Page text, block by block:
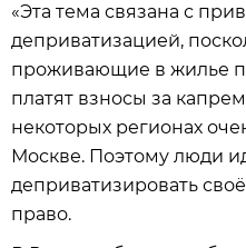
«Эта тема связана с
деприватизацией,
проживающие в жилье
платят взносы за
некоторых регионах
Москве. Поэтому люди
деприватизировать
право.